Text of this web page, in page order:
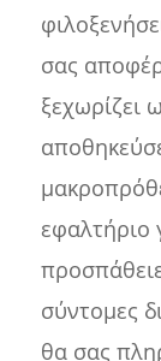
σας
ξεχωρίζει
εφαλτήριο
σύντομες
θα σας